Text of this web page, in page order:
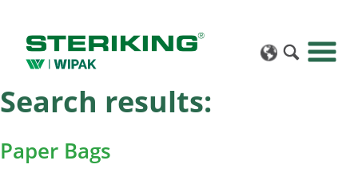
Search results:
Paper Bags